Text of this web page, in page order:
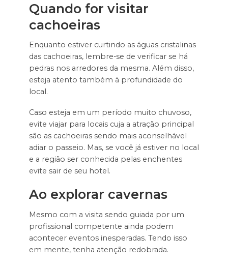
Quando for visitar
cachoeiras
Enquanto estiver curtindo as águas cristalinas
das cachoeiras, lembre-se de verificar se há
pedras nos arredores da mesma. Além disso,
esteja atento também à profundidade do
local.
Caso esteja em um período muito chuvoso,
evite viajar para locais cuja a atração principal
são as cachoeiras sendo mais aconselhável
adiar o passeio. Mas, se você já estiver no local
e a região ser conhecida pelas enchentes
evite sair de seu hotel.
Ao explorar cavernas
Mesmo com a visita sendo guiada por um
profissional competente ainda podem
acontecer eventos inesperadas. Tendo isso
em mente, tenha atenção redobrada.